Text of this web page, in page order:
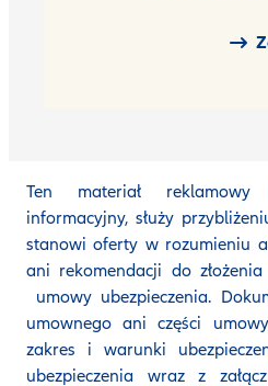
Ten materiał
informacyjny, służy
stanowi oferty w rozumieniu
ani rekomendacji do
umowy ubezpieczenia.
umownego ani części
zakres i warunki
ubezpieczenia wraz z